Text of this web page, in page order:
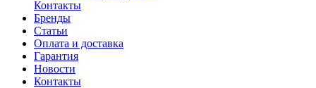
Контакты
Бренды
Статьи
Оплата и доставка
Гарантия
Новости
Контакты